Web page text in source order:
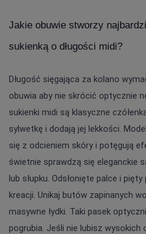
Jakie obuwie stworzy
sukienką o długości midi?
Długość sięgająca za kolano
obuwia aby nie skrócić optycznie
sukienki midi są klasyczne
sylwetkę i dodają jej lekkości.
się z odcieniem skóry i potęgują
świetnie sprawdzą się eleganckie
lub słupku. Odsłonięte palce i
kreacji. Unikaj butów zapinanych
masywne łydki. Taki pasek
pogrubia. Jeśli nie lubisz wysokich